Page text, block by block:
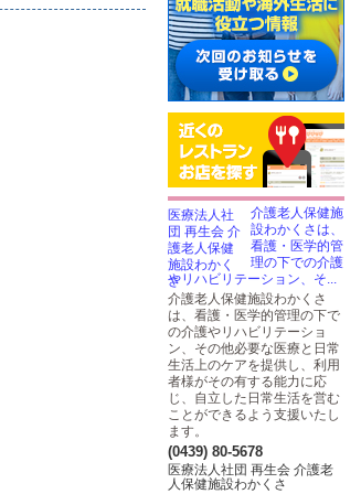
介護老人保健施
設わかくさは、
看護・医学的管
理の下での介護
やリハビリテーション、そ...
介護老人保健施設わかくさ
は、看護・医学的管理の下で
の介護やリハビリテーショ
ン、その他必要な医療と日常
生活上のケアを提供し、利用
者様がその有する能力に応
じ、自立した日常生活を営む
ことができるよう支援いたし
ます。
(0439) 80-5678
医療法人社団 再生会 介護老
人保健施設わかくさ